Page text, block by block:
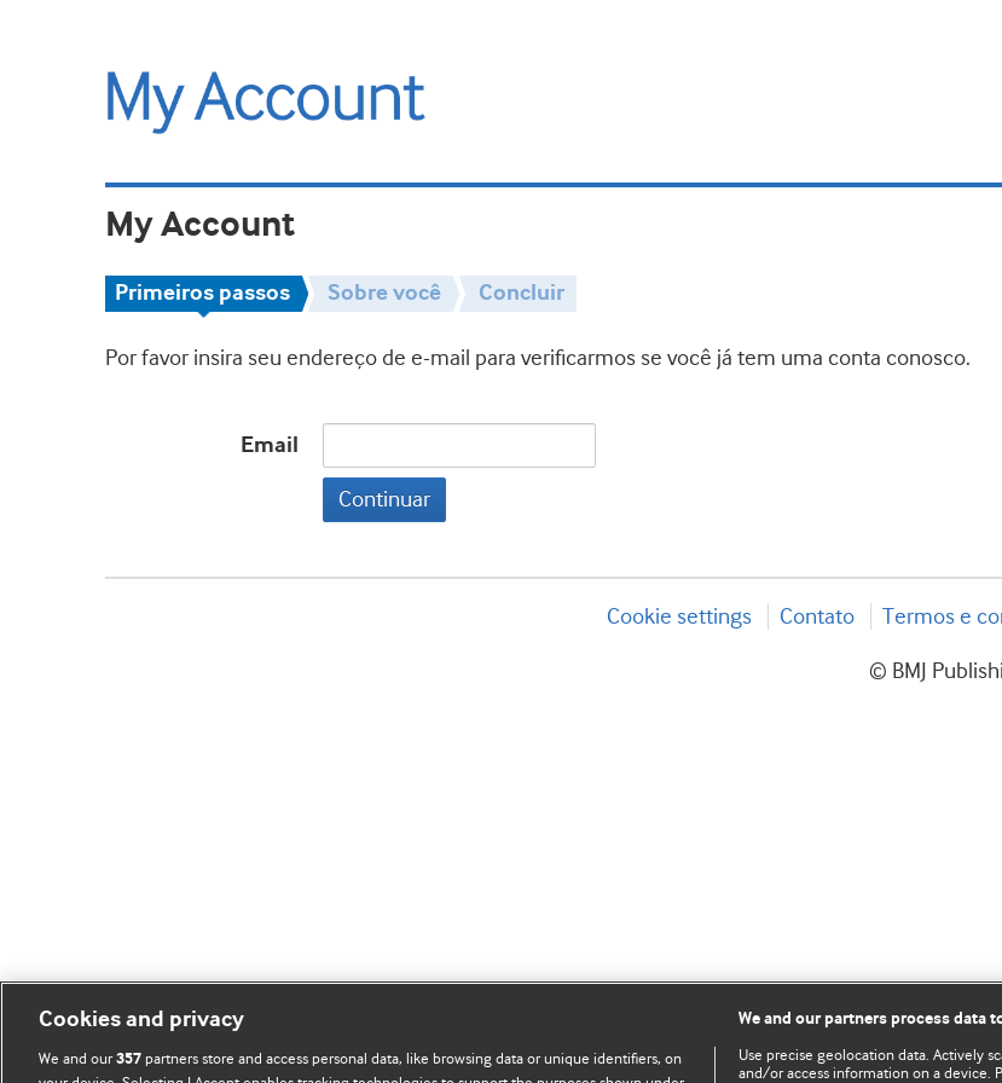
My Account
Primeiros passos Sobre você Concluir
Por favor insira seu endereço de e-mail para verificarmos se você já tem uma conta conosco.
Email
Continuar
Cookie settings Contato Termos e
© BMJ
Cookies and privacy
We and our357 partners store and access personal data, like browsing data or unique identifiers, on
We and our partners process data
Use precise geolocation data. Actively
and/or access information on a device.